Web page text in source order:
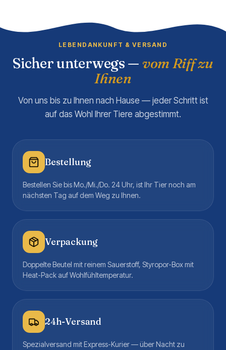
LEBENDANKUNFT & VERSAND
Sicher unterwegs — vom Riff zu
Ihnen
Von uns bis zu Ihnen nach Hause — jeder Schritt ist
auf das Wohl Ihrer Tiere abgestimmt.
Bestellung
Bestellen Sie bis Mo./Mi./Do. 24 Uhr, ist Ihr Tier noch am
nächsten Tag auf dem Weg zu Ihnen.
Verpackung
Doppelte Beutel mit reinem Sauerstoff, Styropor-Box mit
Heat-Pack auf Wohlfühltemperatur.
24h-Versand
Spezialversand mit Express-Kurier — über Nacht zu